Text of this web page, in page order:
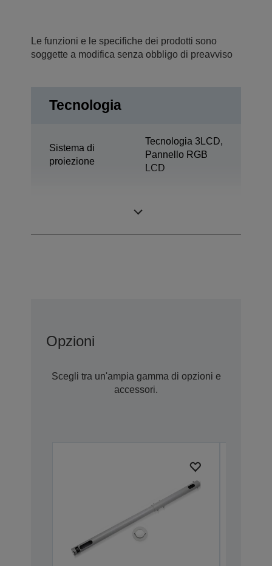
Le funzioni e le specifiche dei prodotti sono
soggette a modifica senza obbligo di preavviso
Tecnologia
Sistema di
proiezione
Tecnologia 3LCD,
Pannello RGB
LCD
Opzioni
Scegli tra un'ampia gamma di opzioni e
accessori.